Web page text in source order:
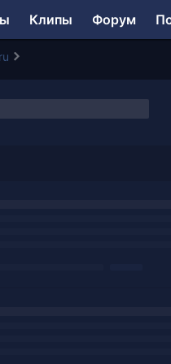
Клипы Форум